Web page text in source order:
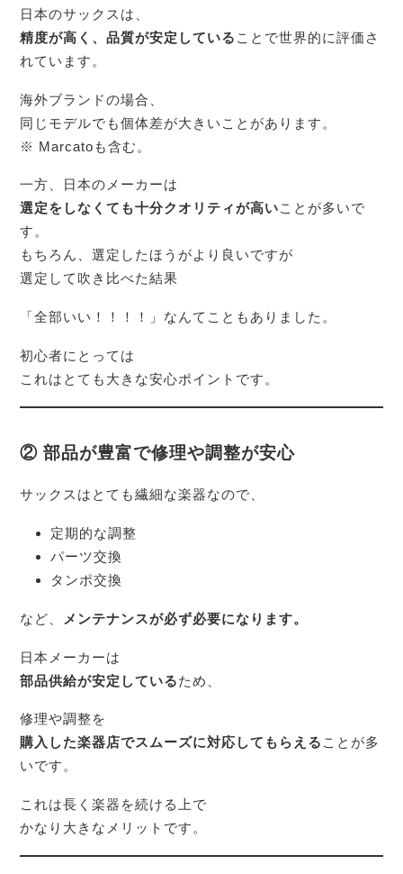
日本のサックスは、
精度が高く、品質が安定している ことで世界的に評価さ
れています。
海外ブランドの場合、
同じモデルでも個体差が大きいことがあります。
※ Marcatoも含む。
一方、日本のメーカーは
選定をしなくても十分クオリティが高いことが多いで
す。
もちろん、選定したほうがより良いですが
選定して吹き比べた結果
「全部いい！！！！」なんてこともありました。
初心者にとっては
これはとても大きな安心ポイントです。
② 部品が豊富で修理や調整が安心
サックスはとても繊細な楽器なので、
定期的な調整
パーツ交換
タンポ交換
など、 メンテナンスが必ず必要になります。
日本メーカーは
部品供給が安定しているため、
修理や調整を
購入した楽器店でスムーズに対応してもらえる ことが多
いです。
これは長く楽器を続ける上で
かなり大きなメリットです。